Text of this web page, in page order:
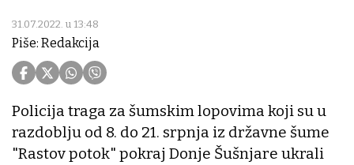
31.07.2022. u 13:48
Piše: Redakcija
Policija traga za šumskim lopovima koji su u
razdoblju od 8. do 21. srpnja iz državne šume
"Rastov potok" pokraj Donje Šušnjare ukrali